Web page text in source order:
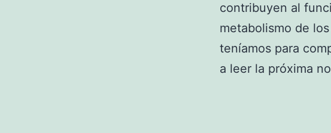
contribuyen al
metabolismo de
teníamos para
a leer la próxima